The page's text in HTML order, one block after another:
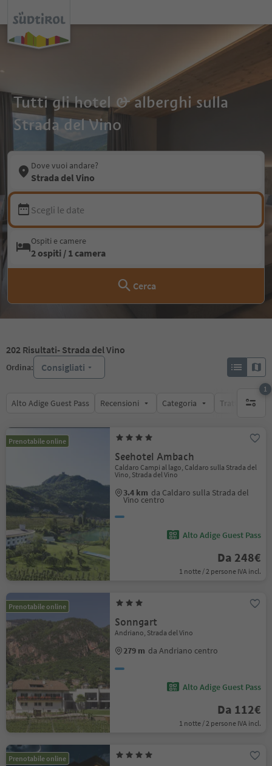
Tutti gli hotel & alberghi sulla
Strada del Vino
Dove vuoi andare?
Strada del Vino
Scegli le date
Ospiti e camere
2 ospiti / 1 camera
Cerca
202 Risultati- Strada del Vino
Ordina: Consigliati
Alto Adige Guest Pass Recensioni Categoria Trattamento
1
1 filtro
Prenotabile online
Seehotel Ambach
Caldaro Campi al lago, Caldaro sulla Strada del
Vino, Strada del Vino
3.4 km da Caldaro sulla Strada del
Vino centro
Alto Adige Guest Pass
Da 248€
1 notte / 2 persone IVA incl.
Prenotabile online
Sonngart
Andriano, Strada del Vino
279 m da Andriano centro
Alto Adige Guest Pass
Da 112€
1 notte / 2 persone IVA incl.
Prenotabile online